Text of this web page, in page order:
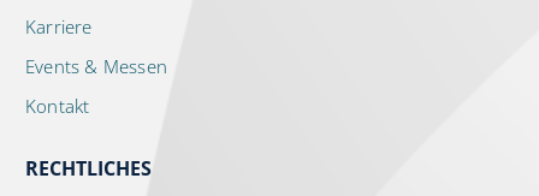
Karriere
Events & Messen
Kontakt
RECHTLICHES